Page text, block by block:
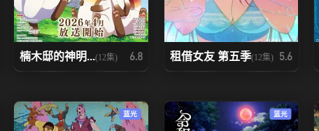
楠木邸的神明...(12集) 6.8 租借女友 第五季(12集) 5.6
蓝光 蓝光